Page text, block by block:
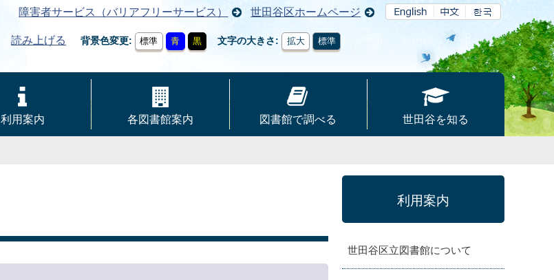
障害者サービス（バリアフリーサービス） 世田谷区ホームページ
読み上げる 背景色変更 標準 青 黒 文字の大きさ 拡大 標準
利用案内 各図書館案内 図書館で調べる 世田谷を知る
利用案内
世田谷区立図書館について